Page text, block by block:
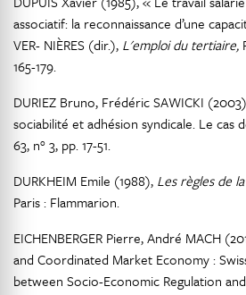
associatif: la reconnaissance d’une
VER- NIÈRES (dir.), L'emploi du tertiaire,
165-179.
DURIEZ Bruno, Frédéric SAWICKI
sociabilité et adhésion syndicale. Le cas
63, n° 3, pp. 17-51.
DURKHEIM Emile (1988), Les règles de
Paris : Flammarion.
EICHENBERGER Pierre, André MACH
and Coordinated Market Economy :
between Socio-Economic Regulation